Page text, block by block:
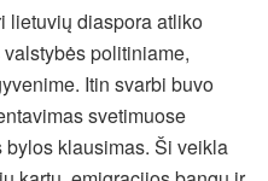
lietuvių diaspora atliko
politiniame,
Itin svarbi buvo
svetimuose
klausimas. Ši veikla